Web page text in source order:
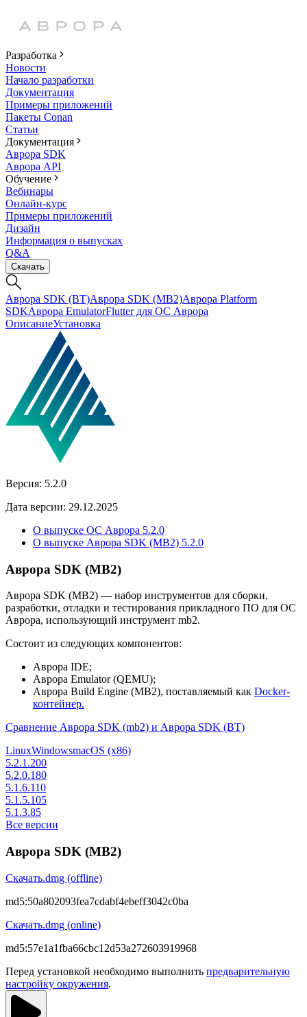
Разработка
Новости
Начало разработки
Документация
Примеры приложений
Пакеты Conan
Статьи
Документация
Аврора SDK
Аврора API
Обучение
Вебинары
Онлайн-курс
Примеры приложений
Дизайн
Информация о выпусках
Q&A
Скачать
Аврора SDK (BT)Аврора SDK (MB2)Аврора Platform
SDKАврора EmulatorFlutter для ОС Аврора
ОписаниеУстановка
Версия: 5.2.0
Дата версии: 29.12.2025
О выпуске ОС Аврора 5.2.0
О выпуске Аврора SDK (MB2) 5.2.0
Аврора SDK (MB2)
Аврора SDK (MB2) — набор инструментов для сборки,
разработки, отладки и тестирования прикладного ПО для ОС
Аврора, использующий инструмент mb2.
Состоит из следующих компонентов:
Аврора IDE;
Аврора Emulator (QEMU);
Аврора Build Engine (MB2), поставляемый как Docker-
контейнер.
Сравнение Аврора SDK (mb2) и Аврора SDK (BT)
LinuxWindowsmacOS (x86)
5.2.1.200
5.2.0.180
5.1.6.110
5.1.5.105
5.1.3.85
Все версии
Аврора SDK (MB2)
Скачать.dmg (offline)
md5:50a802093fea7cdabf4ebeff3042c0ba
Скачать.dmg (online)
md5:57e1a1fba66cbc12d53a272603919968
Перед установкой необходимо выполнить предварительную
настройку окружения.